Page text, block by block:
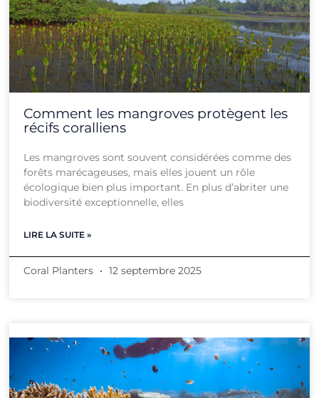
Comment les mangroves protègent les
récifs coralliens
Les mangroves sont souvent considérées comme des
forêts marécageuses, mais elles jouent un rôle
écologique bien plus important. En plus d’abriter une
biodiversité exceptionnelle, elles
LIRE LA SUITE »
Coral Planters 12 septembre 2025